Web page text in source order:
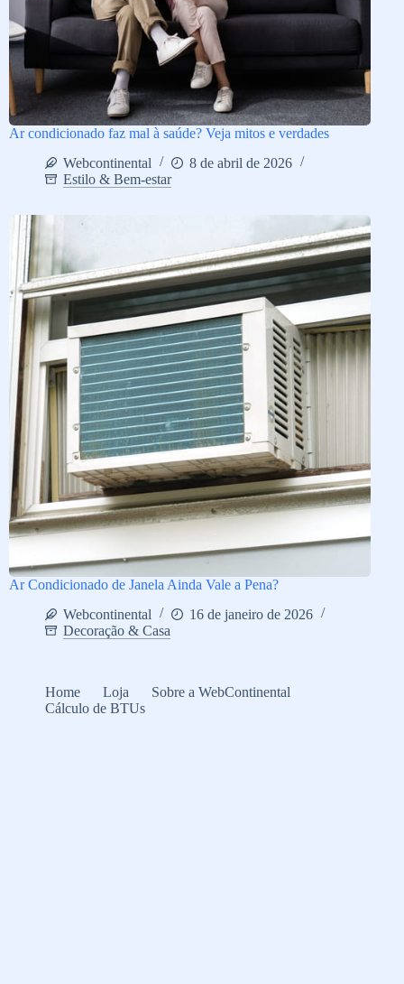
Ar condicionado faz mal à saúde? Veja mitos e verdades
Webcontinental
8 de abril de 2026
Estilo & Bem-estar
Ar Condicionado de Janela Ainda Vale a Pena?
Webcontinental
16 de janeiro de 2026
Decoração & Casa
Home Loja
Sobre a WebContinental
Cálculo de BTUs